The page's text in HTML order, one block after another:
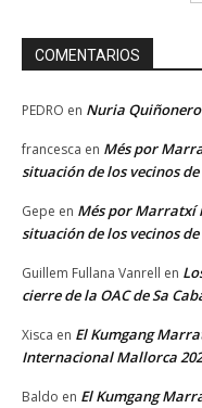
COMENTARIOS
PEDRO en Nuria
francesca en Més por
situación de los vecinos
Gepe en Més por Marratxí
situación de los vecinos
Guillem Fullana Vanrell en
cierre de la OAC de Sa
Xisca en El Kumgang
Internacional Mallorca
Baldo en El Kumgang